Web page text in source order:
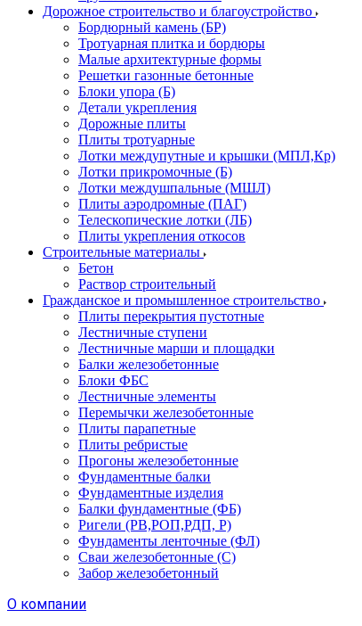
Дорожное строительство и благоустройство
Бордюрный камень (БР)
Тротуарная плитка и бордюры
Малые архитектурные формы
Решетки газонные бетонные
Блоки упора (Б)
Детали укрепления
Дорожные плиты
Плиты тротуарные
Лотки междупутные и крышки (МПЛ,Кр)
Лотки прикромочные (Б)
Лотки междушпальные (МШЛ)
Плиты аэродромные (ПАГ)
Телескопические лотки (ЛБ)
Плиты укрепления откосов
Строительные материалы
Бетон
Раствор строительный
Гражданское и промышленное строительство
Плиты перекрытия пустотные
Лестничные ступени
Лестничные марши и площадки
Балки железобетонные
Блоки ФБС
Лестничные элементы
Перемычки железобетонные
Плиты парапетные
Плиты ребристые
Прогоны железобетонные
Фундаментные балки
Фундаментные изделия
Балки фундаментные (ФБ)
Ригели (РВ,РОП,РДП, Р)
Фундаменты ленточные (ФЛ)
Сваи железобетонные (С)
Забор железобетонный
О компании